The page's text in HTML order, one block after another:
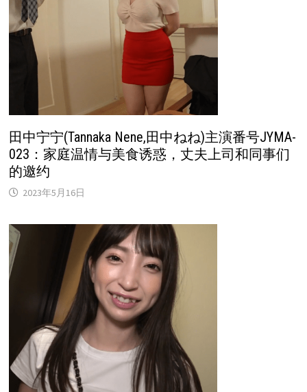
田中宁宁(Tannaka Nene,田中ねね)主演番号JYMA-
023：家庭温情与美食诱惑，丈夫上司和同事们
的邀约
2023年5月16日